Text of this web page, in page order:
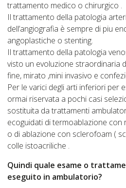
trattamento medico o chirurgico .
Il trattamento della patologia
dell’angiografia è sempre di piu
angoplastiche o stenting.
Il trattamento della patologia
visto un evoluzione straordinaria
fine, mirato ,mini invasivo e
Per le varici degli arti inferiori per
ormai riservata a pochi casi
sostituita da trattamenti
ecoguidati di termoablazione
o di ablazione con sclerofoam (
colle istoacriliche .
Quindi quale esame o
eseguito in ambulatorio?